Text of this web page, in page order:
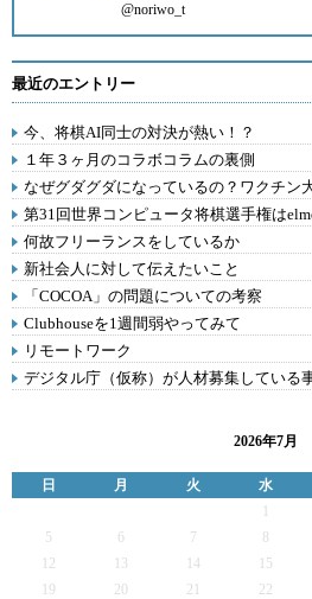
@noriwo_t
最近のエントリー
今、将棋AI同士の対決が熱い！？
１年３ヶ月のコラボコラムの裏側
なぜグダグダになっているの？ワクチン
第31回世界コンピュータ将棋選手権は
何故フリーランスをしているか
新社会人に対して伝えたいこと
「COCOA」の問題についての考察
Clubhouseを1週間弱やってみて
リモートワーク
デジタル庁（仮称）が人材募集している
2026年7月
日 月 火 水
5
6 7
12
13 14 15
19
20 21 22